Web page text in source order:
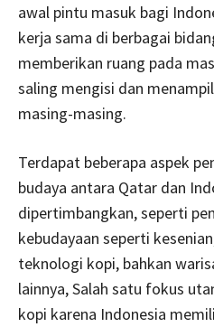
awal pintu masuk bagi
kerja sama di berbagai
memberikan ruang pada
saling mengisi dan
masing-masing.
Terdapat beberapa aspek
budaya antara Qatar dan
dipertimbangkan, seperti
kebudayaan seperti
teknologi kopi, bahkan
lainnya, Salah satu fokus
kopi karena Indonesia